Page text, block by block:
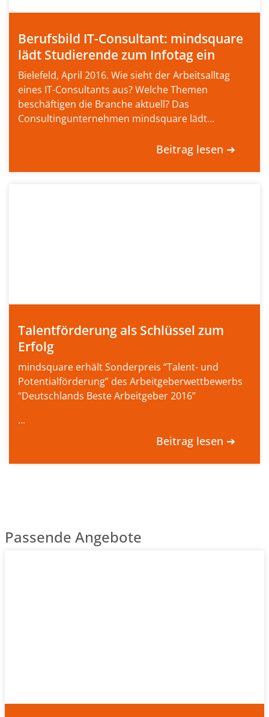
Berufsbild IT-Consultant: mindsquare
lädt Studierende zum Infotag ein
Bielefeld, April 2016. Wie sieht der Arbeitsalltag
eines IT-Consultants aus? Welche Themen
beschäftigen die Branche aktuell? Das
Consultingunternehmen mindsquare lädt...
Beitrag lesen ➔
Talentförderung als Schlüssel zum
Erfolg
mindsquare erhält Sonderpreis “Talent- und
Potentialförderung” des Arbeitgeberwettbewerbs
“Deutschlands Beste Arbeitgeber 2016”
...
Beitrag lesen ➔
Passende Angebote